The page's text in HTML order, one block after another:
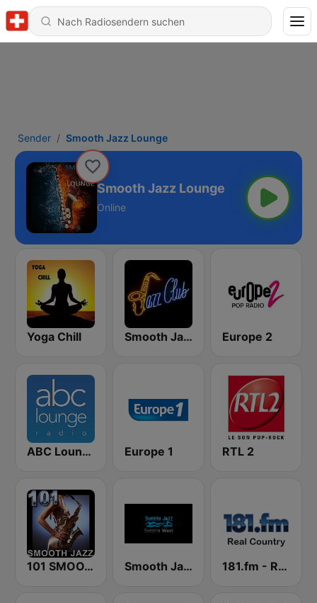
Sender Smooth Jazz Lounge
Smooth Jazz Lounge
Online
Yoga Chill Smooth Jazz Tri-Cities WA Europe 2
ABC Lounge Jazz Europe 1 RTL 2
101 SMOOTH JAZZ Smooth Jazz Smooth Wave 181.fm - Real Country